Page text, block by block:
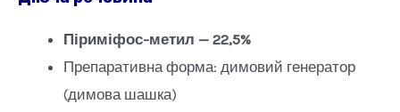
Піриміфос-метил — 22,5%
Препаративна форма: димовий генератор
(димова шашка)